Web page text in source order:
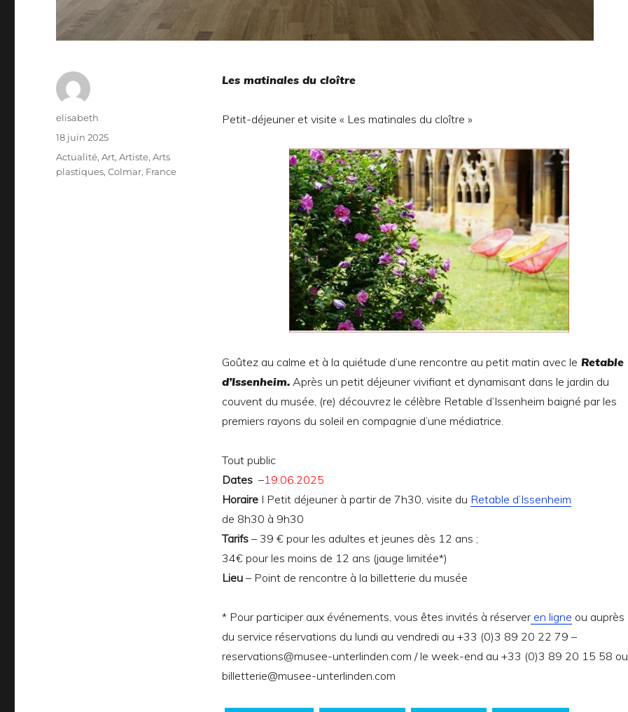
Les matinales du cloître
Petit-déjeuner et visite « Les matinales du cloître »
Goûtez au calme et à la quiétude d’une rencontre au petit matin avec le Retable
d’Issenheim.Après un petit déjeuner vivifiant et dynamisant dans le jardin du
couvent du musée, (re) découvrez le célèbre Retable d’Issenheim baigné par les
premiers rayons du soleil en compagnie d’une médiatrice.
Tout public
Dates–19.06.2025
HoraireI Petit déjeuner à partir de 7h30, visite du Retable d’Issenheim
de 8h30 à 9h30
Tarifs– 39 € pour les adultes et jeunes dès 12 ans ;
34€ pour les moins de 12 ans (jauge limitée*)
Lieu– Point de rencontre à la billetterie du musée
* Pour participer aux événements, vous êtes invités à réserveren ligne ou auprès
du service réservations du lundi au vendredi au +33 (0)3 89 20 22 79 –
reservations@musee-unterlinden.com / le week-end au +33 (0)3 89 20 15 58 ou
billetterie@musee-unterlinden.com
Auteur
elisabeth
Publié
18 juin 2025
Catégories
Actualité,Art,Artiste,Arts
plastiques,Colmar, France